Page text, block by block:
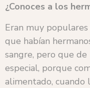
¿Conoces a los
Eran muy
que habían
sangre, pero que
especial, porque
alimentado,